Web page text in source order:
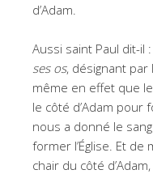
d’Adam.
Aussi saint Paul dit-il :
ses os, désignant par
même en effet que
le côté d’Adam pour
nous a donné le
former l’Église. Et de
chair du côté